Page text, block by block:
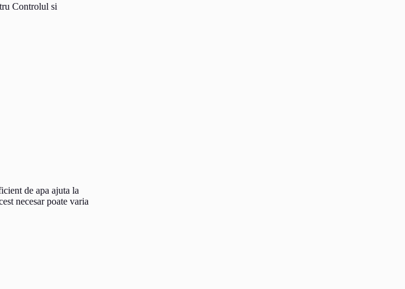
Controlul si
de apa ajuta la
necesar poate varia